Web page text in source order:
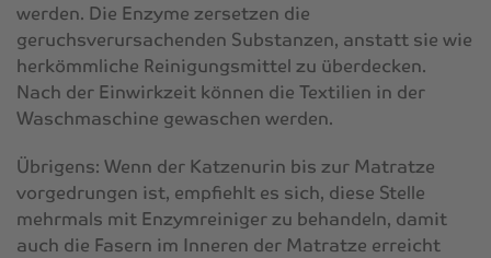
werden. Die Enzyme zersetzen die
geruchsverursachenden Substanzen, anstatt sie wie
herkömmliche Reinigungsmittel zu überdecken.
Nach der Einwirkzeit können die Textilien in der
Waschmaschine gewaschen werden.
Übrigens: Wenn der Katzenurin bis zur Matratze
vorgedrungen ist, empfiehlt es sich, diese Stelle
mehrmals mit Enzymreiniger zu behandeln, damit
auch die Fasern im Inneren der Matratze erreicht